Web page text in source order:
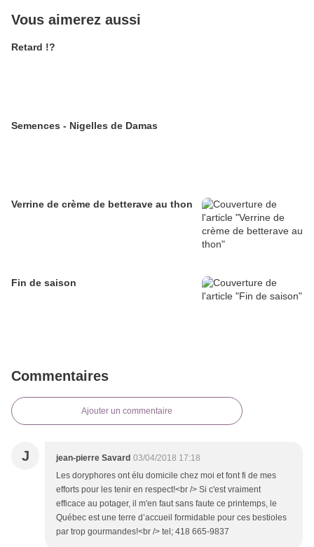
Vous aimerez aussi
Retard !?
Semences - Nigelles de Damas
Verrine de crème de betterave au thon
Fin de saison
Commentaires
Ajouter un commentaire
J jean-pierre Savard 03/04/2018 17:18
Les doryphores ont élu domicile chez moi et font fi de mes
efforts pour les tenir en respect!<br /> Si c'est vraiment
efficace au potager, il m'en faut sans faute ce printemps, le
Québec est une terre d’accueil formidable pour ces bestioles
par trop gourmandes!<br /> tel; 418 665-9837